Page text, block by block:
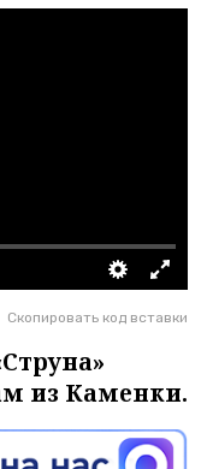
Скопировать код вставки
из Каменки.